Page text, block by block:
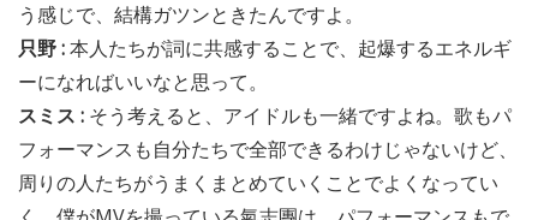
う感じで、結構ガツンときたんですよ。
只野 :本人たちが詞に共感することで、起爆するエネルギ
ーになればいいなと思って。
スミス : そう考えると、アイドルも一緒ですよね。歌もパ
フォーマンスも自分たちで全部できるわけじゃないけど、
周りの人たちがうまくまとめていくことでよくなってい